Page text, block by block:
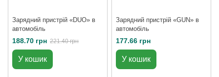
Зарядний пристрій «DUO» в
автомобіль
188.70 грн 221.40 грн
У кошик
Зарядний пристрій «GUN» в
автомобіль
177.66 грн
У кошик